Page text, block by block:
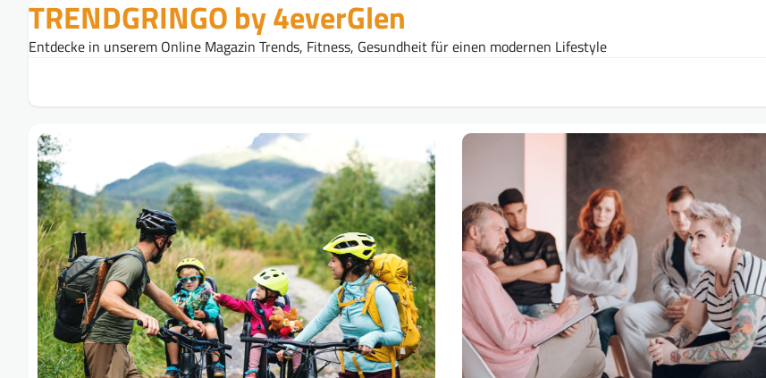
content
TRENDGRINGO by 4everGlen
Entdecke in unserem Online Magazin Trends, Fitness, Gesundheit für einen modernen Lifestyle